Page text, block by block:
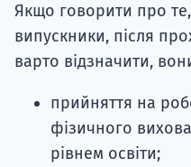
Якщо говорити про
випускники, після
варто відзначити,
прийняття на
фізичного
рівнем освіти;